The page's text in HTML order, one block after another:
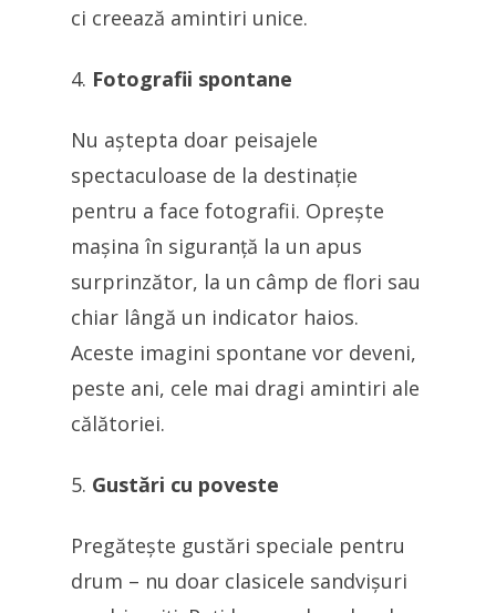
ci creează amintiri unice.
Fotografii spontane
Nu aștepta doar peisajele
spectaculoase de la destinație
pentru a face fotografii. Oprește
mașina în siguranță la un apus
surprinzător, la un câmp de flori sau
chiar lângă un indicator haios.
Aceste imagini spontane vor deveni,
peste ani, cele mai dragi amintiri ale
călătoriei.
Gustări cu poveste
Pregătește gustări speciale pentru
drum – nu doar clasicele sandvișuri